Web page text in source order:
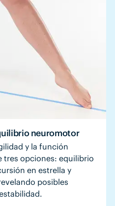
neuromotor
y la función
tres opciones: equilibrio
en estrella y
posibles